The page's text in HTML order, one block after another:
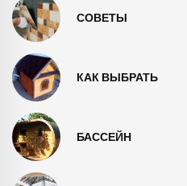
СОВЕТЫ
КАК ВЫБРАТЬ
БАССЕЙН